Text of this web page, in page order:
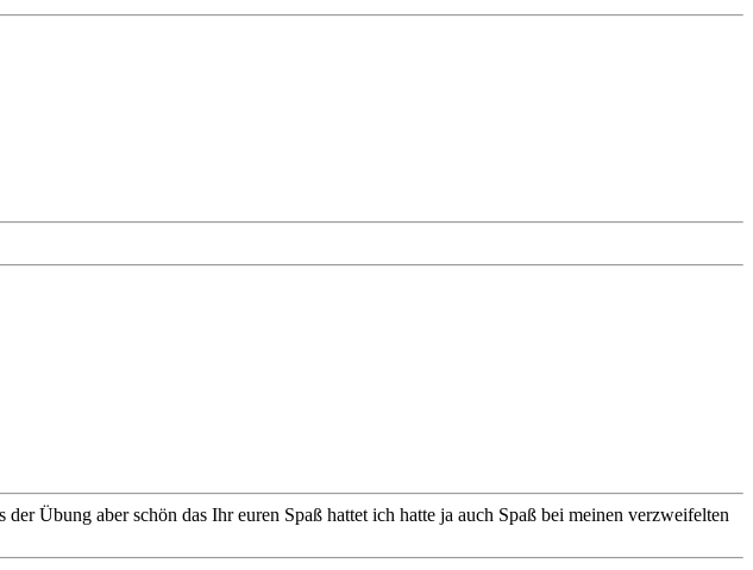
Übung aber schön das Ihr euren Spaß hattet ich hatte ja auch Spaß bei meinen verzweifelten